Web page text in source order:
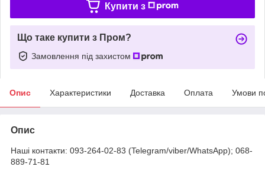
Купити з
Що таке купити з Пром?
Замовлення під захистом
Опис Характеристики Доставка Оплата Умови
Опис
Наші контакти: 093-264-02-83 (Telegram/viber/WhatsApp); 068-
889-71-81